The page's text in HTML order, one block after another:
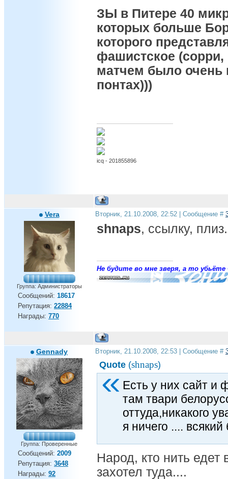
ЗЫ в Питере 40
которых больше
которого
фашистское
матчем было очень
понтах)))
icq - 201855896
Vera
Группа: Администраторы
Сообщений: 18617
Репутация: 22884
Награды: 770
Вторник, 21.10.2008, 22:52 | Сообщение #
shnaps, ссылку, плиз.
Не будите во мне зверя, а то убьёте
Gennady
Группа: Проверенные
Сообщений: 2009
Репутация: 3648
Награды: 92
Вторник, 21.10.2008, 22:53 | Сообщение #
Quote (shnaps)
Есть у них сайт и
там твари
оттуда,никакого
я ничего ....
Народ, кто нить едет
захотел туда....